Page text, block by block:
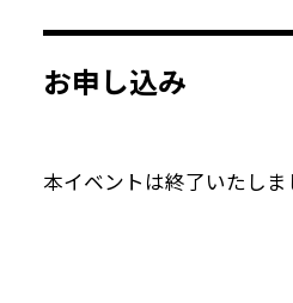
お申し込み
本イベントは終了いたしま